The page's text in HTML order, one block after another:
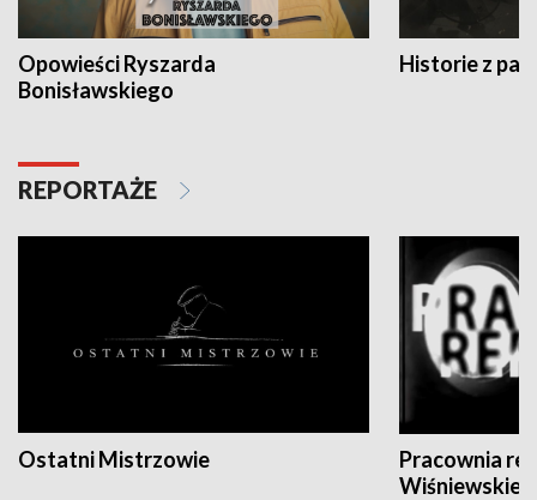
Opowieści Ryszarda
Bonisławskiego
Historie z
REPORTAŻE
Ostatni Mistrzowie
Pracownia